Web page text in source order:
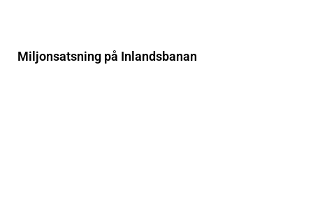
Miljonsatsning på Inlandsbanan